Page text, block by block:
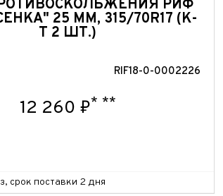
РИФ
25 ММ, 315/70R17 (К-
Т 2 ШТ.)
RIF18-0-0002226
12 260 ₽* **
срок поставки 2 дня